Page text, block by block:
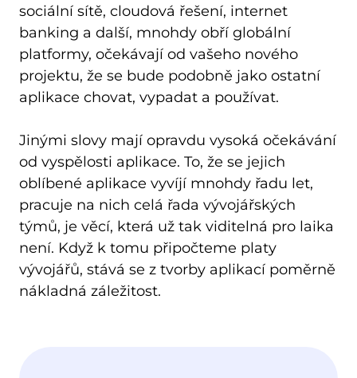
sociální sítě, cloudová řešení, internet
banking a další, mnohdy obří globální
platformy, očekávají od vašeho nového
projektu, že se bude podobně jako ostatní
aplikace chovat, vypadat a používat.
Jinými slovy mají opravdu vysoká očekávání
od vyspělosti aplikace. To, že se jejich
oblíbené aplikace vyvíjí mnohdy řadu let,
pracuje na nich celá řada vývojářských
týmů, je věcí, která už tak viditelná pro laika
není. Když k tomu připočteme platy
vývojářů, stává se z tvorby aplikací poměrně
nákladná záležitost.